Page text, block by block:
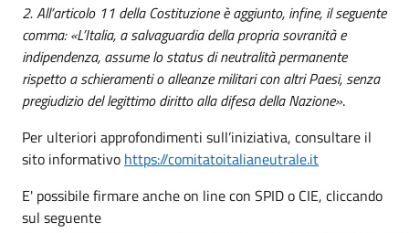
2. All’articolo 11 della Costituzione è aggiunto, infine, il seguente
comma: «L’Italia, a salvaguardia della propria sovranità e
indipendenza, assume lo status di neutralità permanente
rispetto a schieramenti o alleanze militari con altri Paesi, senza
pregiudizio del legittimo diritto alla difesa della Nazione».
Per ulteriori approfondimenti sull’iniziativa, consultare il
sito informativo https://comitatoitalianeutrale.it
E' possibile firmare anche on line con SPID o CIE, cliccando
sul seguente